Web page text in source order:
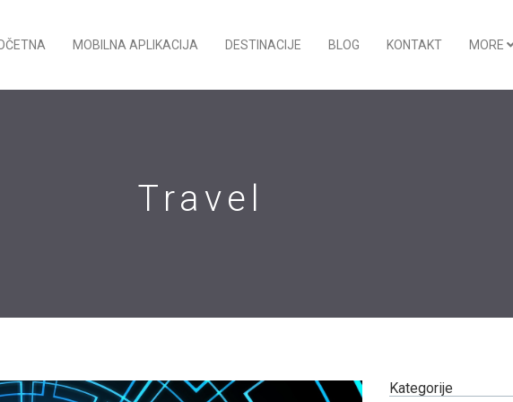
MOBILNA APLIKACIJA DESTINACIJE BLOG KONTAKT MORE
Travel
Kategorije